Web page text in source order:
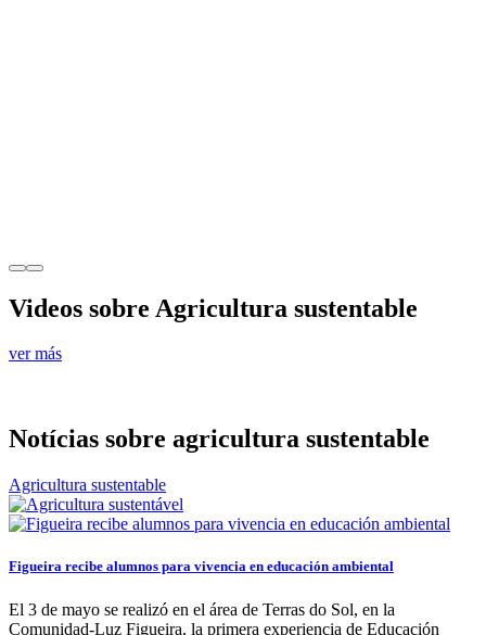
Videos sobre Agricultura sustentable
ver más
Notícias sobre agricultura sustentable
Agricultura sustentable
Figueira recibe alumnos para vivencia en educación ambiental
El 3 de mayo se realizó en el área de Terras do Sol, en la
Comunidad-Luz Figueira, la primera experiencia de Educación